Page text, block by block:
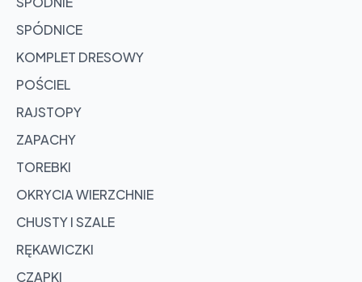
SPÓDNICE
KOMPLET DRESOWY
POŚCIEL
RAJSTOPY
ZAPACHY
TOREBKI
OKRYCIA WIERZCHNIE
CHUSTY I SZALE
RĘKAWICZKI
CZAPKI